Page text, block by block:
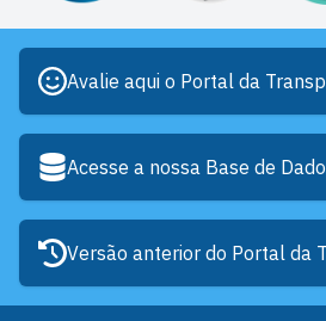
Avalie aqui o Portal da
Acesse a nossa Base de
Versão anterior do Portal da